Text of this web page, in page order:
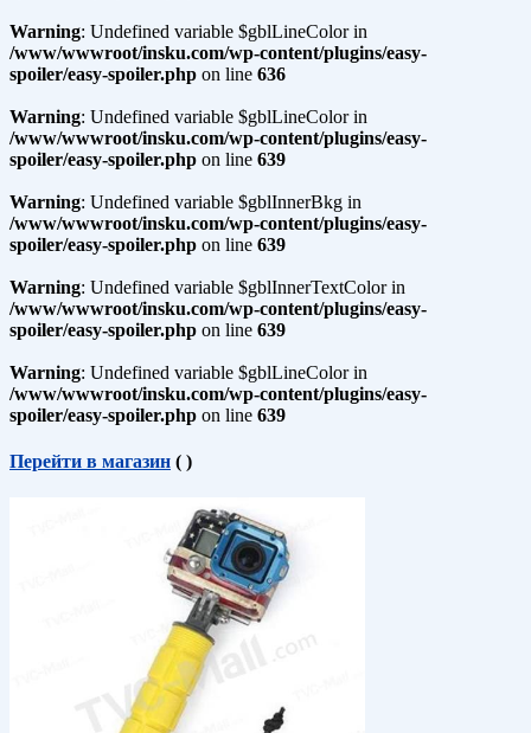
Warning: Undefined variable $gblLineColor in
/www/wwwroot/insku.com/wp-content/plugins/easy-
spoiler/easy-spoiler.php on line 636
Warning: Undefined variable $gblLineColor in
/www/wwwroot/insku.com/wp-content/plugins/easy-
spoiler/easy-spoiler.php on line 639
Warning: Undefined variable $gblInnerBkg in
/www/wwwroot/insku.com/wp-content/plugins/easy-
spoiler/easy-spoiler.php on line 639
Warning: Undefined variable $gblInnerTextColor in
/www/wwwroot/insku.com/wp-content/plugins/easy-
spoiler/easy-spoiler.php on line 639
Warning: Undefined variable $gblLineColor in
/www/wwwroot/insku.com/wp-content/plugins/easy-
spoiler/easy-spoiler.php on line 639
Перейти в магазин ( )